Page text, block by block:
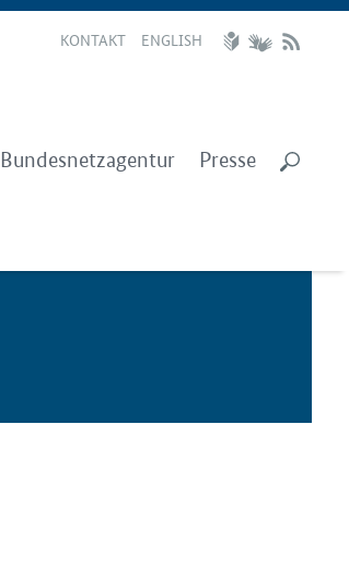
KONTAKT ENGLISH
Bundesnetzagentur Presse